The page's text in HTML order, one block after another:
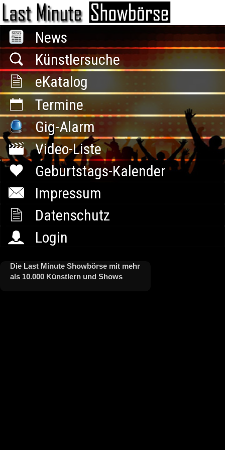
News
Künstlersuche
eKatalog
Termine
Gig-Alarm
Video-Liste
Geburtstags-Kalender
Impressum
Datenschutz
Login
Die Last Minute Showbörse mit mehr
als 10.000 Künstlern und Shows